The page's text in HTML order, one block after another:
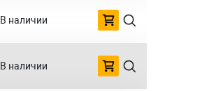
В наличии
В наличии